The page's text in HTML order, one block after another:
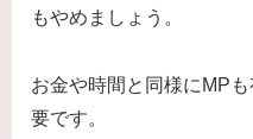
もやめましょう。
お金や時間と同様にMP
要です。